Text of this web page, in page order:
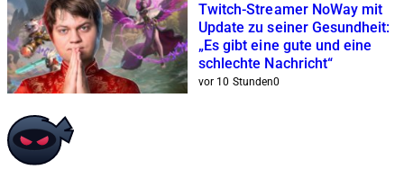
Twitch-Streamer NoWay mit
Update zu seiner Gesundheit:
„Es gibt eine gute und eine
schlechte Nachricht“
vor 10 Stunden0